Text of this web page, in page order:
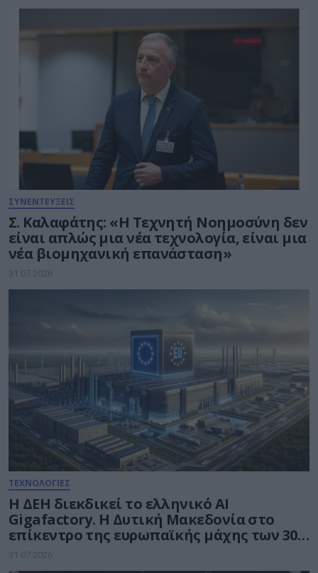
ΣΥΝΕΝΤΕΥΞΕΙΣ
Σ. Καλαφάτης: «Η Τεχνητή Νοημοσύνη δεν
είναι απλώς μια νέα τεχνολογία, είναι μια
νέα βιομηχανική επανάσταση»
31.07.2026
ΤΕΧΝΟΛΟΓΙΕΣ
Η ΔΕΗ διεκδικεί το ελληνικό AI
Gigafactory. Η Δυτική Μακεδονία στο
επίκεντρο της ευρωπαϊκής μάχης των 30
δισ. ευρώ για την Τεχνητή Νοημοσύνη
31.07.2026